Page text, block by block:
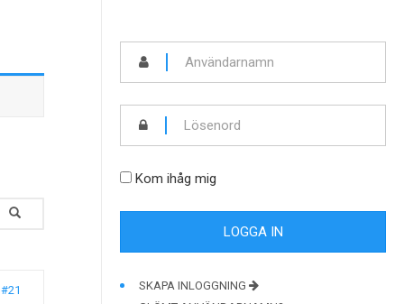
#21
Kom ihåg mig
SKAPA INLOGGNING